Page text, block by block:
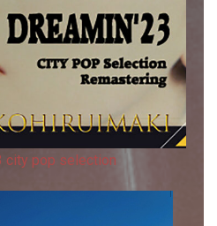
city ​​pop selection